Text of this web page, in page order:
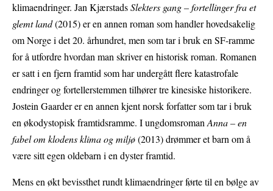
klimaendringer. Jan KjærstadsSlekters gang – fortellinger fra et
glemt land(2015) er en annen roman som handler hovedsakelig
om Norge i det 20. århundret, men som tar i bruk en SF-ramme
for å utfordre hvordan man skriver en historisk roman. Romanen
er satt i en fjern framtid som har undergått flere katastrofale
endringer og fortellerstemmen tilhører tre kinesiske historikere.
Jostein Gaarder er en annen kjent norsk forfatter som tar i bruk
en økodystopisk framtidsramme. I ungdomsromanAnna – en
fabel om klodens klima og miljø(2013) drømmer et barn om å
være sitt egen oldebarn i en dyster framtid.
Mens en økt bevissthet rundt klimaendringer førte til en bølge av